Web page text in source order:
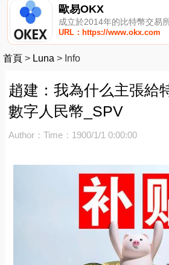
歐易OKX
成立於2014年的比特幣交易
URL：https://www.okx.com
首頁 > Luna > Info
趙建：我為什么主張給
數字人民幣_SPV
Author： Time：1900/1/1 0:00:00